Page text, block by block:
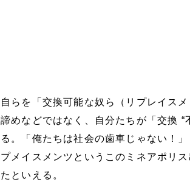
自らを「交換可能な奴ら（リプレイス
諦めなどではなく、自分たちが「交換
る。「俺たちは社会の歯車じゃない！
プメイスメンツというこのミネアポリ
たといえる。